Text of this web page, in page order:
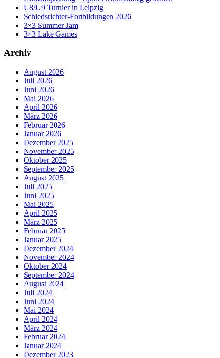
U8/U9 Turnier in Leipzig
Schiedsrichter-Fortbildungen 2026
3×3 Summer Jam
3×3 Lake Games
Archiv
August 2026
Juli 2026
Juni 2026
Mai 2026
April 2026
März 2026
Februar 2026
Januar 2026
Dezember 2025
November 2025
Oktober 2025
September 2025
August 2025
Juli 2025
Juni 2025
Mai 2025
April 2025
März 2025
Februar 2025
Januar 2025
Dezember 2024
November 2024
Oktober 2024
September 2024
August 2024
Juli 2024
Juni 2024
Mai 2024
April 2024
März 2024
Februar 2024
Januar 2024
Dezember 2023